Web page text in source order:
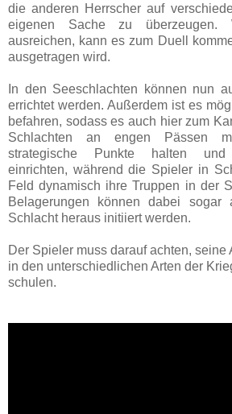
die anderen Herrscher auf
eigenen Sache zu überzeugen.
ausreichen, kann es zum Duell
ausgetragen wird.
In den Seeschlachten können nun
errichtet werden. Außerdem ist es
befahren, sodass es auch hier zum
Schlachten an engen Pässen
strategische Punkte halten und
einrichten, während die Spieler in
Feld dynamisch ihre Truppen in der
Belagerungen können dabei sogar
Schlacht heraus initiiert werden.
Der Spieler muss darauf achten, seine
in den unterschiedlichen Arten der
schulen.